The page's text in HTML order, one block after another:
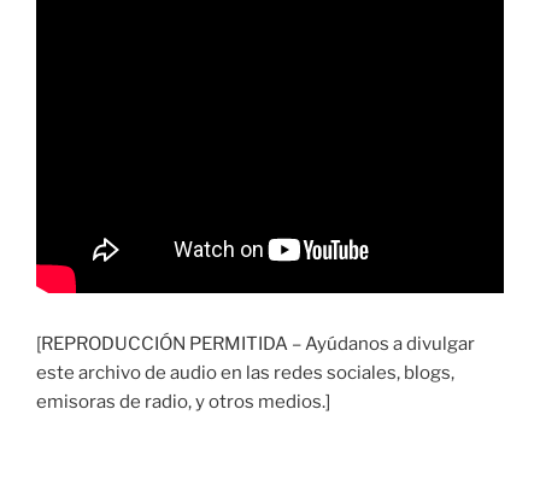
[REPRODUCCIÓN PERMITIDA – Ayúdanos a divulgar
este archivo de audio en las redes sociales, blogs,
emisoras de radio, y otros medios.]